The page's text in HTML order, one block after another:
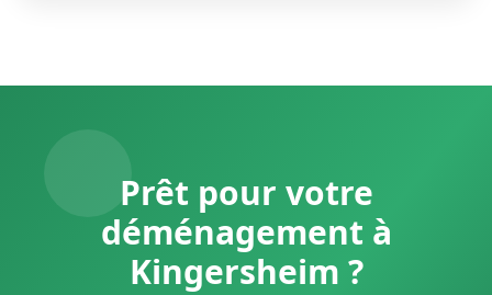
Prêt pour votre
déménagement à
Kingersheim ?